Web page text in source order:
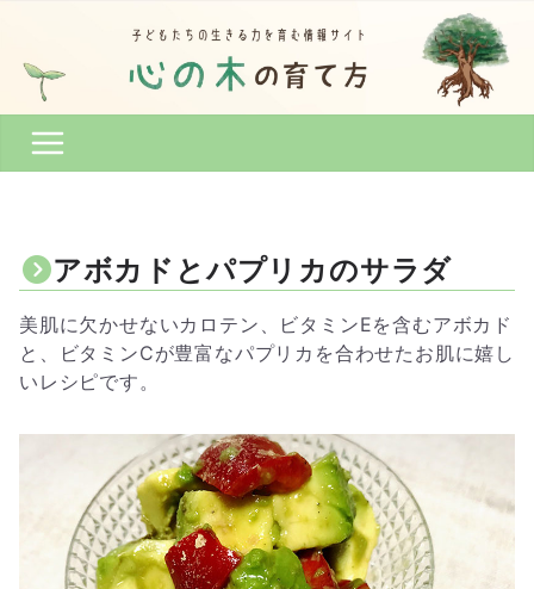
アボカドとパプリカのサラダ
美肌に欠かせないカロテン、ビタミンEを含むアボカド
と、ビタミンCが豊富なパプリカを合わせたお肌に嬉し
いレシピです。